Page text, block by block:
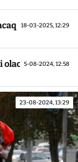
18-03-2025, 12:29
güclü külək
5-08-2024, 12:58
olacaq -
23-08-2024, 13:29